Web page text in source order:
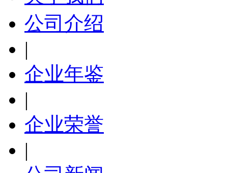
公司介绍
|
企业年鉴
|
企业荣誉
|